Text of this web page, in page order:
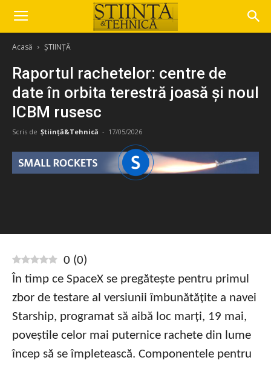
Acasă ȘTIINȚĂ
Raportul rachetelor: centre de
date în orbita terestră joasă și noul
ICBM rusesc
Scris de Știință&Tehnică - 17/05/2026
0 (0)
În timp ce SpaceX se pregătește pentru primul
zbor de testare al versiunii îmbunătățite a navei
Starship, programat să aibă loc marți, 19 mai,
poveștile celor mai puternice rachete din lume
încep să se împletească. Componentele pentru